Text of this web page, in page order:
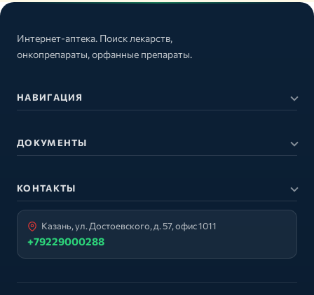
Интернет-аптека. Поиск лекарств,
онкопрепараты, орфанные препараты.
НАВИГАЦИЯ
ДОКУМЕНТЫ
КОНТАКТЫ
Казань, ул. Достоевского, д. 57, офис 1011
+79229000288